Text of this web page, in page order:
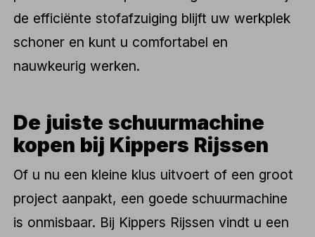
de efficiënte stofafzuiging blijft uw werkplek
schoner en kunt u comfortabel en
nauwkeurig werken.
De juiste schuurmachine
kopen bij Kippers Rijssen
Of u nu een kleine klus uitvoert of een groot
project aanpakt, een goede schuurmachine
is onmisbaar. Bij Kippers Rijssen vindt u een